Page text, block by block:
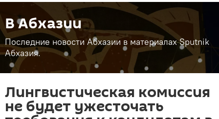
В Абхазии
Последние новости Абхазии в материалах Sputnik
Абхазия.
Лингвистическая комиссия
не будет ужесточать